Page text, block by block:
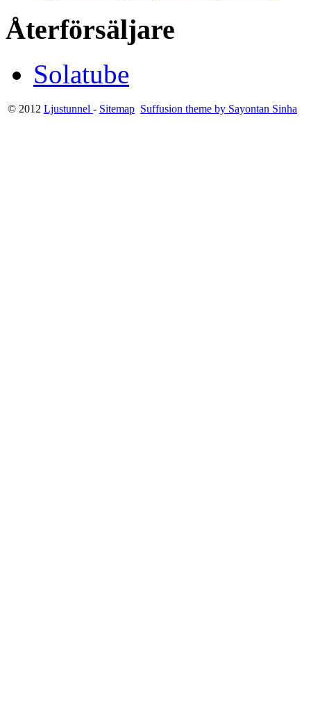
Återförsäljare
Solatube
© 2012 Ljustunnel - Sitemap Suffusion theme by Sayontan Sinha